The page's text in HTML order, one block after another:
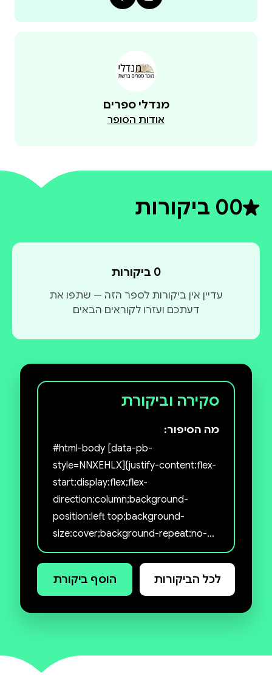
וגרה היום בתל אביב. היא למדה תקשורת חזותית
במכללת שנקר ועובדת כאומנית קעקועים ויוצרת
מנדלי ספרים
אודות הסופר
0דירוג ממוצע 0 מתוך 5
0 ביקורות
0 ביקורות
עדיין אין ביקורות לספר הזה — שתפו את
דעתכם ועזרו לקוראים הבאים
סקירה וביקורת
מה הסיפור:
#html-body [data-pb-
style=NNXEHLX]{justify-content:flex-
start;display:flex;flex-
direction:column;background-
position:left top;background-
size:cover;background-repeat:no-
repeat;background-
attachment:scroll} "קשה לשים את
האצבע על הרגע שבו השתנו חיי, הרגע
שהעלו שאלות גדולות, והובילו לתהליך
לכל הביקורות הוסף ביקורת